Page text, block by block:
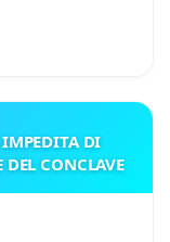
IMPEDITA DI
CONCLAVE